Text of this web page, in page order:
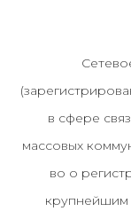
в сфере
массовых
во о
крупнейшим